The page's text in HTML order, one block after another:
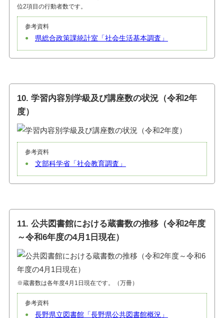
位2項目の行動者数です。
参考資料
県総合政策課統計室「社会生活基本調査」
10. 学習内容別学級及び講座数の状況（令和2年
度）
参考資料
文部科学省「社会教育調査」
11. 公共図書館における蔵書数の推移（令和2年度
～令和6年度の4月1日現在）
※蔵書数は各年度4月1日現在です。（万冊）
参考資料
長野県立図書館「長野県公共図書館概況」